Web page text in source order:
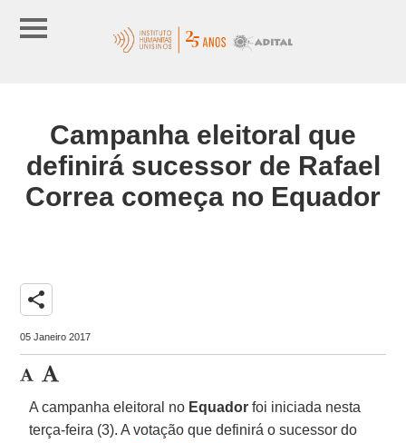
Campanha eleitoral que
definirá sucessor de Rafael
Correa começa no Equador
share
05 Janeiro 2017
A campanha eleitoral no Equador foi iniciada nesta
terça-feira (3). A votação que definirá o sucessor do